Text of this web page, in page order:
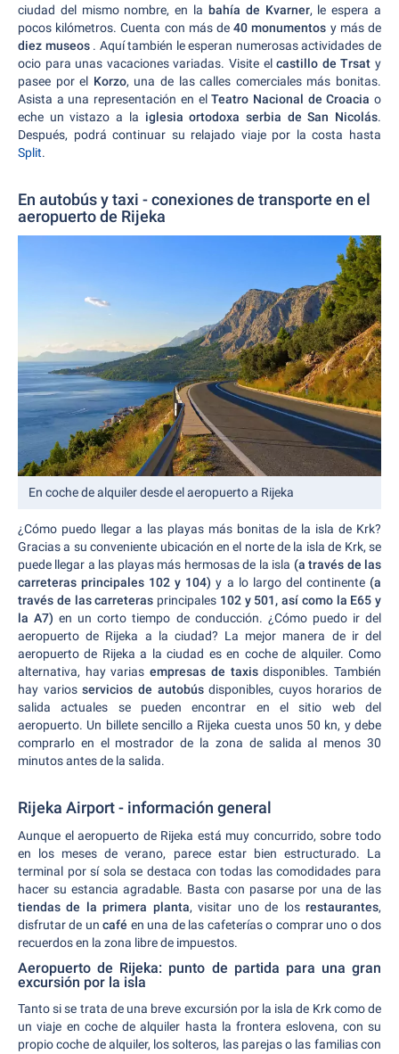
ciudad del mismo nombre, en la bahía de Kvarner, le espera a
pocos kilómetros. Cuenta con más de40 monumentos y más de
diez museos . Aquí también le esperan numerosas actividades de
ocio para unas vacaciones variadas. Visite elcastillo de Trsat y
pasee por el Korzo, una de las calles comerciales más bonitas.
Asista a una representación en elTeatro Nacional de Croacia o
eche un vistazo a la iglesia ortodoxa serbia de San Nicolás.
Después, podrá continuar su relajado viaje por la costa hasta
Split.
En autobús y taxi - conexiones de transporte en el
aeropuerto de Rijeka
En coche de alquiler desde el aeropuerto a Rijeka
¿Cómo puedo llegar a las playas más bonitas de la isla de Krk?
Gracias a su conveniente ubicación en el norte de la isla de Krk, se
puede llegar a las playas más hermosas de la isla (a través de las
carreteras principales 102 y 104)y a lo largo del continente (a
través de las carreteras principales 102 y 501, así como la E65 y
la A7)en un corto tiempo de conducción. ¿Cómo puedo ir del
aeropuerto de Rijeka a la ciudad? La mejor manera de ir del
aeropuerto de Rijeka a la ciudad es en coche de alquiler. Como
alternativa, hay variasempresas de taxisdisponibles. También
hay variosservicios de autobúsdisponibles, cuyos horarios de
salida actuales se pueden encontrar en el sitio web del
aeropuerto. Un billete sencillo a Rijeka cuesta unos 50 kn, y debe
comprarlo en el mostrador de la zona de salida al menos 30
minutos antes de la salida.
Rijeka Airport - información general
Aunque el aeropuerto de Rijeka está muy concurrido, sobre todo
en los meses de verano, parece estar bien estructurado. La
terminal por sí sola se destaca con todas las comodidades para
hacer su estancia agradable. Basta con pasarse por una de las
tiendas de la primera planta, visitar uno de losrestaurantes,
disfrutar de uncafé en una de las cafeterías o comprar uno o dos
recuerdos en la zona libre de impuestos.
Aeropuerto de Rijeka: punto de partida para una gran
excursión por la isla
Tanto si se trata de una breve excursión por la isla de Krk como de
un viaje en coche de alquiler hasta la frontera eslovena, con su
propio coche de alquiler, los solteros, las parejas o las familias con